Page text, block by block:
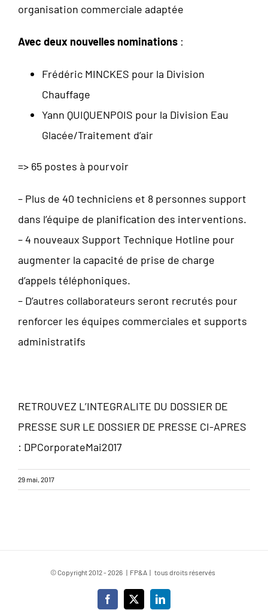
organisation commerciale adaptée
Avec deux nouvelles nominations :
Frédéric MINCKES pour la Division
Chauffage
Yann QUIQUENPOIS pour la Division Eau
Glacée/Traitement d’air
=> 65 postes à pourvoir
– Plus de 40 techniciens et 8 personnes support
dans l’équipe de planification des interventions.
– 4 nouveaux Support Technique Hotline pour
augmenter la capacité de prise de charge
d’appels téléphoniques.
– D’autres collaborateurs seront recrutés pour
renforcer les équipes commerciales et supports
administratifs
RETROUVEZ L’INTEGRALITE DU DOSSIER DE
PRESSE SUR LE DOSSIER DE PRESSE CI-APRES
: DPCorporateMai2017
29 mai, 2017
© Copyright 2012 -2026 | FP&A | tous droits réservés
Facebook
X LinkedIn